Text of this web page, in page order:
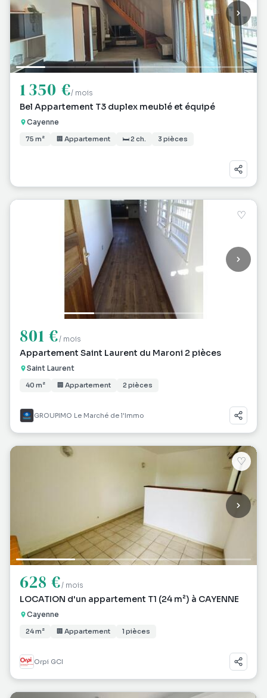
1 350 €/ mois
Bel Appartement T3 duplex meublé et équipé
Cayenne
75 m² 🏢 Appartement 🛏 2 ch. 3 pièces
♡
801 €/ mois
Appartement Saint Laurent du Maroni 2 pièces
Saint Laurent
40 m² 🏢 Appartement 2 pièces
GROUPIMO Le Marché de l'Immo
♡
628 €/ mois
LOCATION d'un appartement T1 (24 m²) à CAYENNE
Cayenne
24 m² 🏢 Appartement 1 pièces
Orpi GCI